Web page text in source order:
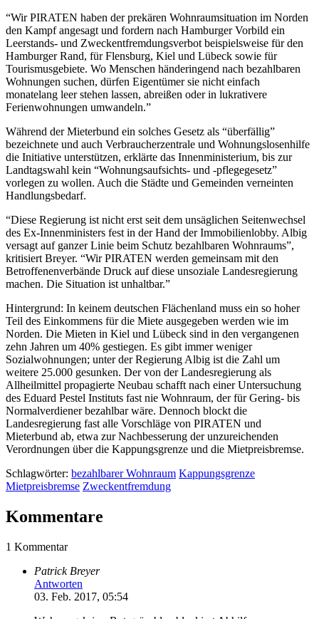
“Wir PIRATEN haben der prekären Wohnraumsituation im Norden
den Kampf angesagt und fordern nach Hamburger Vorbild ein
Leerstands- und Zweckentfremdungsverbot beispielsweise für den
Hamburger Rand, für Flensburg, Kiel und Lübeck sowie für
Tourismusgebiete. Wo Menschen händeringend nach bezahlbaren
Wohnungen suchen, dürfen Eigentümer sie nicht einfach
monatelang leer stehen lassen, abreißen oder in lukrativere
Ferienwohnungen umwandeln.”
Während der Mieterbund ein solches Gesetz als “überfällig”
bezeichnete und auch Verbraucherzentrale und Wohnungslosenhilfe
die Initiative unterstützen, erklärte das Innenministerium, bis zur
Landtagswahl kein “Wohnungsaufsichts- und -pflegegesetz”
vorlegen zu wollen. Auch die Städte und Gemeinden verneinten
Handlungsbedarf.
“Diese Regierung ist nicht erst seit dem unsäglichen Seitenwechsel
des Ex-Innenministers fest in der Hand der Immobilienlobby. Albig
versagt auf ganzer Linie beim Schutz bezahlbaren Wohnraums”,
kritisiert Breyer. “Wir PIRATEN werden gemeinsam mit den
Betroffenenverbände Druck auf diese unsoziale Landesregierung
machen. Die Situation ist unhaltbar.”
Hintergrund: In keinem deutschen Flächenland muss ein so hoher
Teil des Einkommens für die Miete ausgegeben werden wie im
Norden. Die Mieten in Kiel und Lübeck sind in den vergangenen
zehn Jahren um 40% gestiegen. Es gibt immer weniger
Sozialwohnungen; unter der Regierung Albig ist die Zahl um
weitere 25.000 gesunken. Der von der Landesregierung als
Allheilmittel propagierte Neubau schafft nach einer Untersuchung
des Eduard Pestel Instituts fast nie Wohnraum, der für Gering- bis
Normalverdiener bezahlbar wäre. Dennoch blockt die
Landesregierung fast alle Vorschläge von PIRATEN und
Mieterbund ab, etwa zur Nachbesserung der unzureichenden
Verordnungen über die Kappungsgrenze und die Mietpreisbremse.
Schlagwörter: bezahlbarer Wohnraum Kappungsgrenze
Mietpreisbremse Zweckentfremdung
Kommentare
1 Kommentar
Patrick Breyer
Antworten
03. Feb. 2017, 05:54